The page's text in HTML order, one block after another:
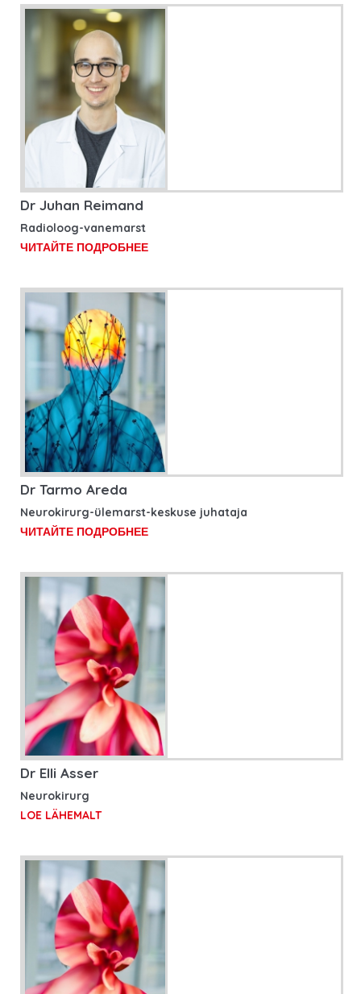
Dr Juhan Reimand
Radioloog-vanemarst
ЧИТАЙТЕ ПОДРОБНЕЕ
Dr Tarmo Areda
Neurokirurg-ülemarst-keskuse juhataja
ЧИТАЙТЕ ПОДРОБНЕЕ
Dr Elli Asser
Neurokirurg
LOE LÄHEMALT